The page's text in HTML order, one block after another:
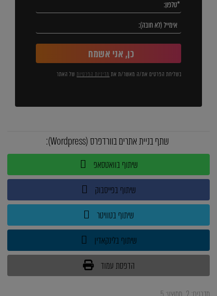
כן, אני אשמח
בשליחת הפרטים את/ה מאשר/ת את מדיניות הפרטיותשל האתר
שתף בניית אתרים בוורדפרס (Wordpress):
שיתוף בוואטסאפ
שיתוף בפייסבוק
שיתוף בטוויטר
שיתוף בלינקאדין
הדפסת עמוד